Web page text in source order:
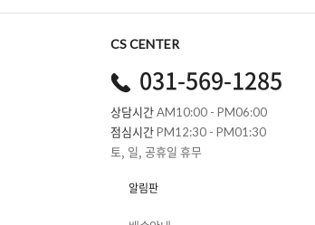
CS CENTER
031-569-1285
상담시간AM10:00 - PM06:00
점심시간PM12:30 - PM01:30
토, 일, 공휴일 휴무
알림판